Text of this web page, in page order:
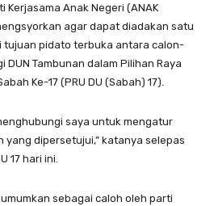
Kerjasama Anak Negeri (ANAK
agar dapat diadakan satu
tujuan pidato terbuka antara calon-
Tambunan dalam Pilihan Raya
Ke-17 (PRU DU (Sabah) 17).
saya untuk mengatur
dipersetujui,” katanya selepas
17 hari ini.
sebagai caloh oleh parti